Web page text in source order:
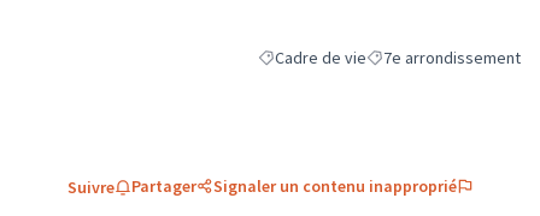
Filtrer les résultats de la catégorie :
Cadre de vieFiltrer les résultats
7e arrondissement
Suivre Partager Signaler un contenu inapproprié